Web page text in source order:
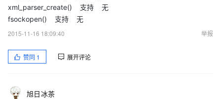
xml_parser_create() 支持 无
fsockopen() 支持 无
2015-11-16 18:09:40
举报
赞同 1 展开评论
旭日冰茶